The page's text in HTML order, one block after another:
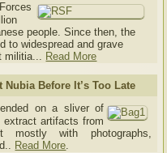
people. Since then, the
to widespread and grave
militia... Read More
Before It’s Too Late
on a sliver of
extract artifacts from
mostly with photographs,
Read More.